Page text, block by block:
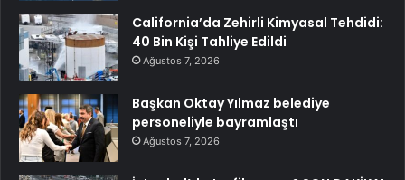
California’da Zehirli Kimyasal Tehdidi:
40 Bin Kişi Tahliye Edildi
Ağustos 7, 2026
Başkan Oktay Yılmaz belediye
personeliyle bayramlaştı
Ağustos 7, 2026